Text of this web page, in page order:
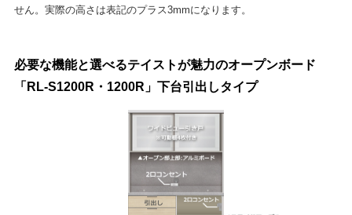
せん。実際の高さは表記のプラス3mmになります。
必要な機能と選べるテイストが魅力のオープンボード
「RL-S1200R・1200R」下台引出しタイプ